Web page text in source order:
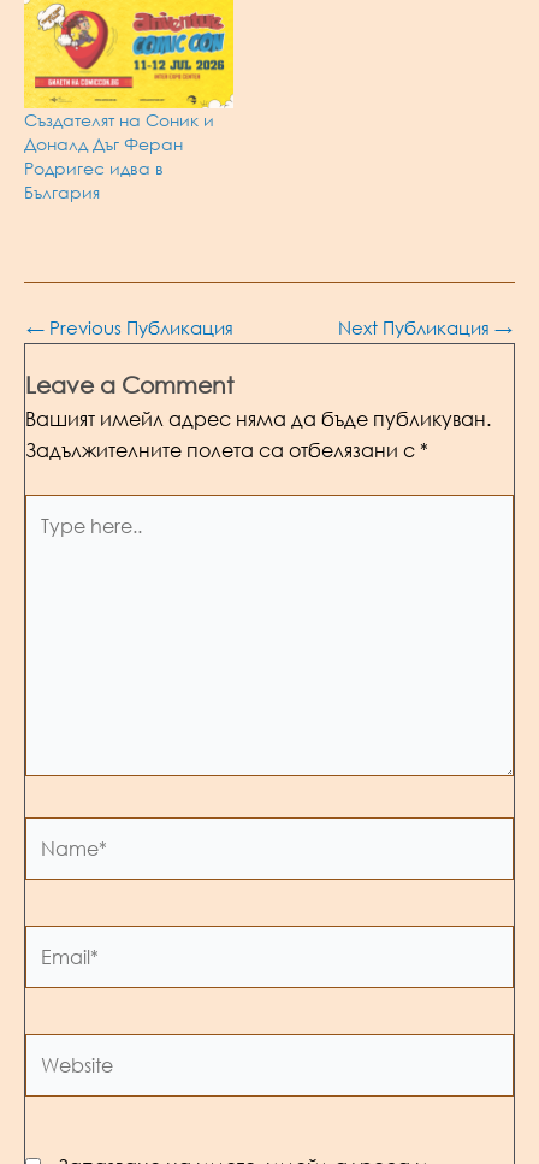
Създателят на Соник и
Доналд Дъг Феран
Родригес идва в
България
Post
← Previous Публикация Next Публикация →
Leave a Comment
Вашият имейл адрес няма да бъде публикуван.
Задължителните полета са отбелязани с *
here..